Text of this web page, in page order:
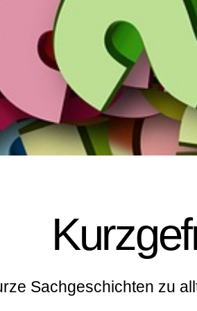
Sachgeschichten zu